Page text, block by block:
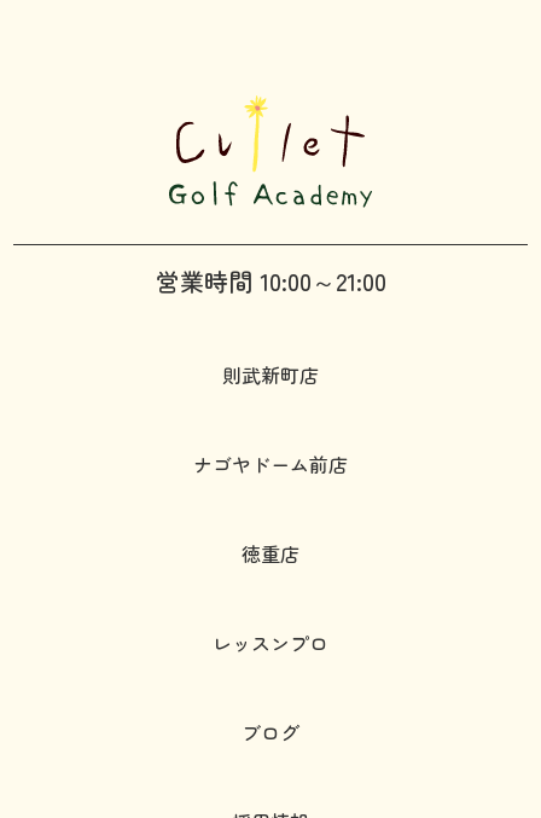
営業時間 10:00～21:00
則武新町店
ナゴヤドーム前店
徳重店
レッスンプロ
ブログ